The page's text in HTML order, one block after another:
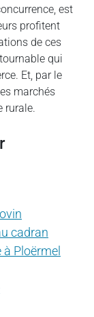
est
profitent
de ces
qui
Et, par le
marchés
rurale.
cadran
Ploërmel